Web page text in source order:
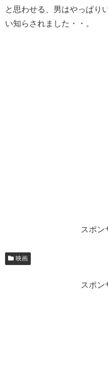
と思わせる、男はやっぱり
い知らされました・・。
スポン
映画
スポン